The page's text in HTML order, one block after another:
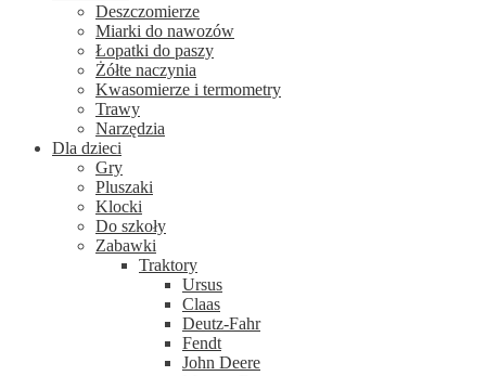
Deszczomierze
Miarki do nawozów
Łopatki do paszy
Żółte naczynia
Kwasomierze i termometry
Trawy
Narzędzia
Dla dzieci
Gry
Pluszaki
Klocki
Do szkoły
Zabawki
Traktory
Ursus
Claas
Deutz-Fahr
Fendt
John Deere